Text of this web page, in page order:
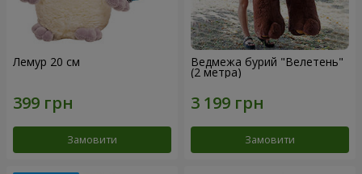
Лемур 20 см
Замовити
Ведмежа бурий "Велетень"
(2 метра)
Замовити